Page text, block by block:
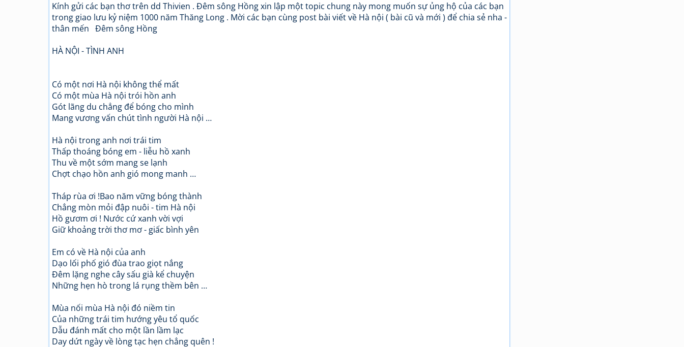
Kính gửi các bạn thơ trên dd Thivien . Đêm sông Hồng xin lập một topic chung này mong muốn sự ủng hộ của các bạn
trong giao lưu kỷ niệm 1000 năm Thăng Long . Mời các bạn cùng post bài viết về Hà nội ( bài cũ và mới ) để chia sẻ nha -
thân mến Đêm sông Hồng
HÀ NỘI - TÌNH ANH
Có một nơi Hà nội không thể mất
Có một mùa Hà nội trói hồn anh
Gót lãng du chẳng để bóng cho mình
Mang vương vấn chút tình người Hà nội …
Hà nội trong anh nơi trái tim
Thấp thoáng bóng em - liễu hồ xanh
Thu về một sớm mang se lạnh
Chợt chạo hồn anh gió mong manh …
Tháp rùa ơi !Bao năm vững bóng thành
Chẳng mòn mỏi đập nuôi - tim Hà nội
Hồ gươm ơi ! Nước cứ xanh vời vợi
Giữ khoảng trời thơ mơ - giấc bình yên
Em có về Hà nội của anh
Dạo lối phố gió đùa trao giọt nắng
Đêm lặng nghe cây sấu già kể chuyện
Những hẹn hò trong lá rụng thềm bên …
Mùa nối mùa Hà nội đó niềm tin
Của những trái tim hướng yêu tổ quốc
Dẫu đánh mất cho một lần lầm lạc
Day dứt ngày về lòng tạc hẹn chẳng quên !